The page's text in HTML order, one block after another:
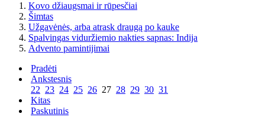
Kovo džiaugsmai ir rūpesčiai
Šimtas
Užgavėnės, arba atrask draugą po kauke
Spalvingas viduržiemio nakties sapnas: Indija
Advento pamintijimai
Pradėti
Ankstesnis
22 23 24 25 26 27 28 29 30 31
Kitas
Paskutinis